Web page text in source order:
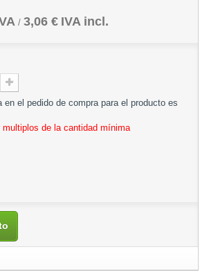
/ 3,06 € IVA incl.
en el pedido de compra para el producto es
multiplos de la cantidad mínima